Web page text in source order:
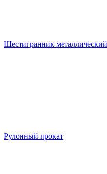
Шестигранник металлический
Рулонный прокат